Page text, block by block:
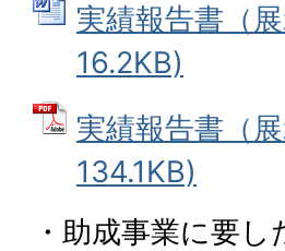
実績報告書（
16.2KB)
実績報告書（
134.1KB)
・助成事業に要